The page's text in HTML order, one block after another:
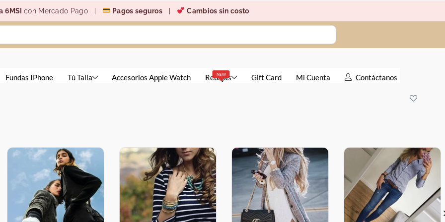
6MSIcon Mercado Pago | Pagos seguros Cambios sin costo
Fundas IPhone Tú Talla Accesorios Apple Watch NEW
Rebajas Gift Card Mi Cuenta Contáctanos